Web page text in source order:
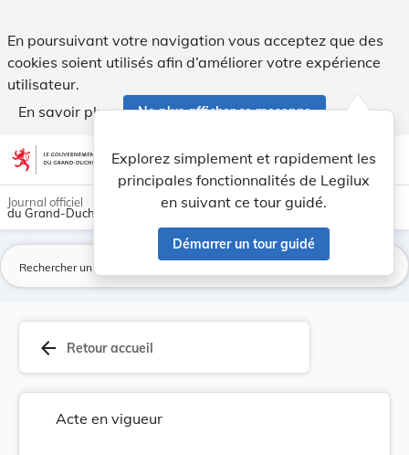
En poursuivant votre navigation vous acceptez que des
cookies soient utilisés afin d’améliorer votre expérience
utilisateur.
En savoir plus
Ne plus afficher ce message
Aller au contenu account_circle help Aide
Explorez simplement et rapidement les
principales fonctionnalités de Legilux
en suivant ce tour guidé.
Démarrer un tour guidé
light_mode dark_mode
Journal officiel
du Grand-Duché de Luxembourg
arrow_back Retour accueil
Acte en vigueur